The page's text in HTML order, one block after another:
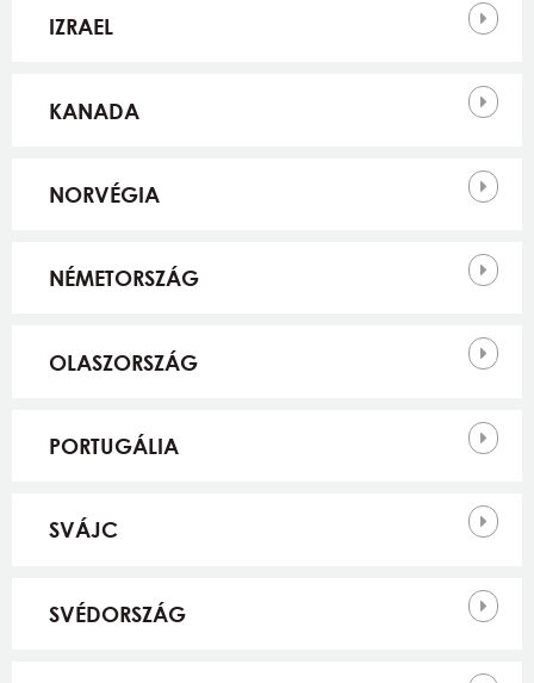
IZRAEL
KANADA
NORVÉGIA
NÉMETORSZÁG
OLASZORSZÁG
PORTUGÁLIA
SVÁJC
SVÉDORSZÁG